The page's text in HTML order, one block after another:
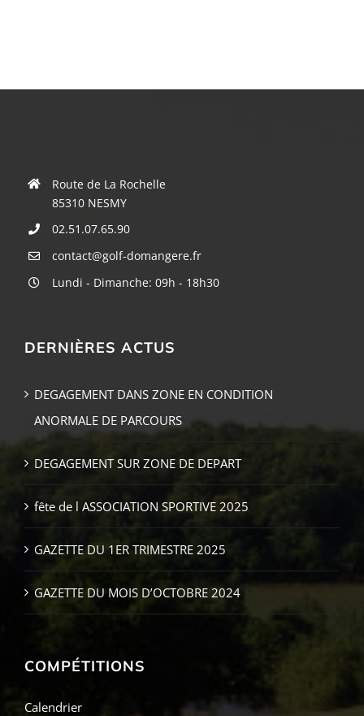
Route de La Rochelle
85310 NESMY
02.51.07.65.90
contact@golf-domangere.fr
Lundi - Dimanche: 09h - 18h30
DERNIÈRES ACTUS
DEGAGEMENT DANS ZONE EN CONDITION
ANORMALE DE PARCOURS
DEGAGEMENT SUR ZONE DE DEPART
fête de l ASSOCIATION SPORTIVE 2025
GAZETTE DU 1ER TRIMESTRE 2025
GAZETTE DU MOIS D’OCTOBRE 2024
COMPÉTITIONS
Calendrier